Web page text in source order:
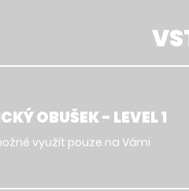
OBUŠEK - LEVEL 1
využít pouze na Vámi